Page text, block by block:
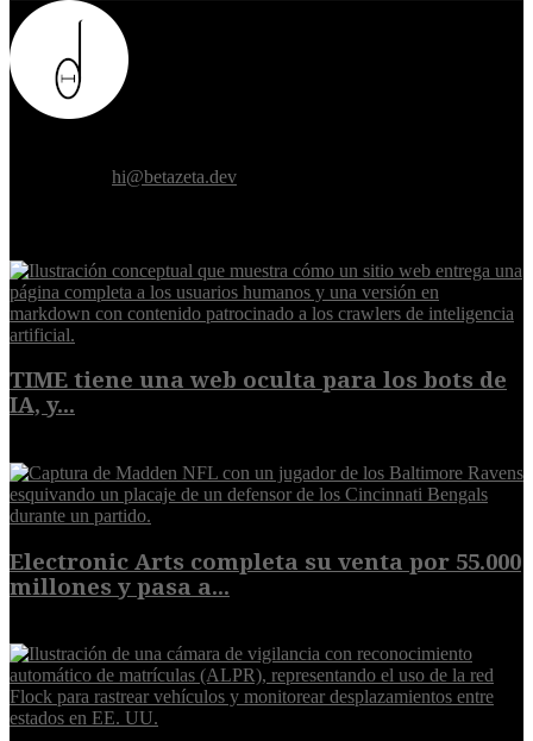
hi@betazeta.dev
TIME tiene una web oculta para los bots de
IA, y...
Electronic Arts completa su venta por 55.000
millones y pasa a...